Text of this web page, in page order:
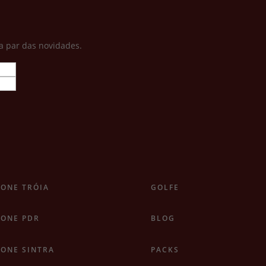
par das novidades.
TRÓIA
PDR
SINTRA
GOLFE
BLOG
PACKS